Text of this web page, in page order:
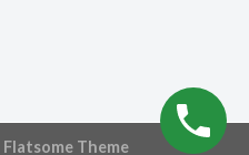
Flatsome Theme